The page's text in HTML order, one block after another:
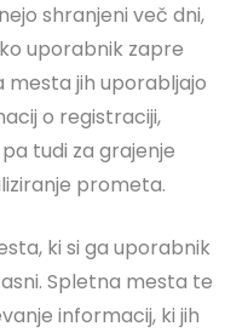
shranjeni več dni,
uporabnik zapre
mesta jih uporabljajo
o registraciji,
tudi za grajenje
prometa.
ki si ga uporabnik
Spletna mesta te
informacij, ki jih